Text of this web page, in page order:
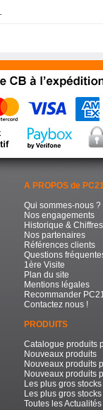
A PROPOS de
Qui sommes-nous ?
Nos engagements
Historique & Chiffres
Nos partenaires
Références clients
Questions
1ère Visite
Plan du site
Mentions légales
Recommander
Contactez nous !
PRODUITS
Catalogue produits
Nouveaux produits
Nouveaux produits
Nouveaux produits
Les plus gros
Les plus gros
Toutes les